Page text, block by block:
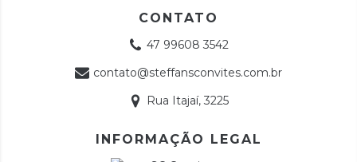
CONTATO
47 99608 3542
contato@steffansconvites.com.br
Rua Itajaí, 3225
INFORMAÇÃO LEGAL